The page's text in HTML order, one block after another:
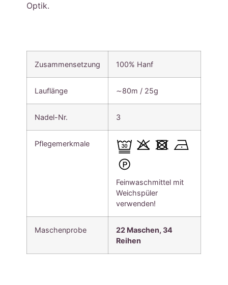
Optik.
Zusammensetzung 100% Hanf
Lauflänge ∼80m / 25g
Nadel-Nr. 3
Pflegemerkmale
Feinwaschmittel mit
Weichspüler
verwenden!
Maschenprobe
22 Maschen, 34
Reihen